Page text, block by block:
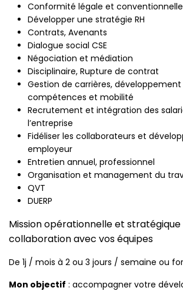
Conformité légale et conventionnelle
Développer une stratégie RH
Contrats, Avenants
Dialogue social CSE
Négociation et médiation
Disciplinaire, Rupture de contrat
Gestion de carrières, développement
compétences et mobilité
Recrutement et intégration des
l’entreprise
Fidéliser les collaborateurs et
employeur
Entretien annuel, professionnel
Organisation et management du
QVT
DUERP
Mission opérationnelle et stratégique
collaboration avec vos équipes
De 1j / mois à 2 ou 3 jours / semaine ou
Mon objectif : accompagner votre